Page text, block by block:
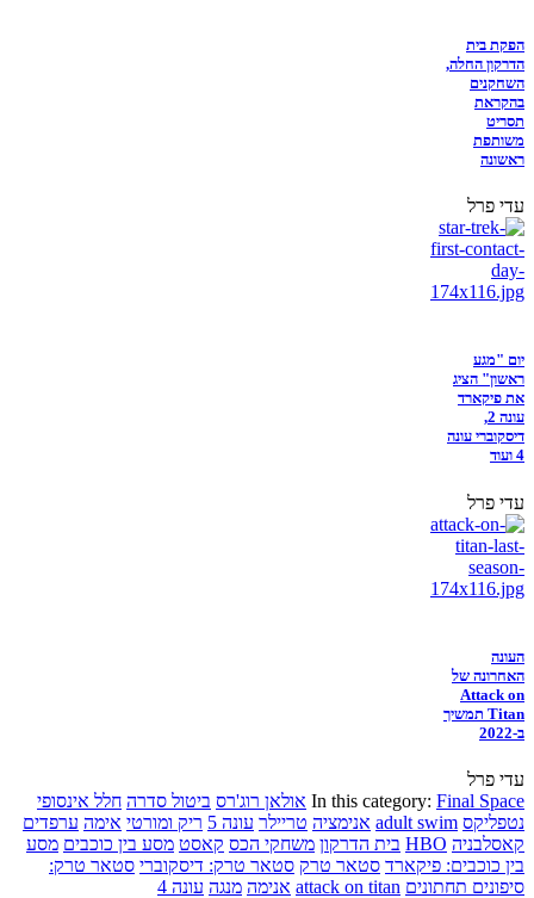
הפקת בית
הדרקון החלה,
השחקנים
בהקראת
תסריט
משותפת
ראשונה
עדי פרל
יום "מגע
ראשון" הציג
את פיקארד
עונה 2,
דיסקוברי עונה
4 ועוד
עדי פרל
העונה
האחרונה של
Attack on
Titan תמשיך
ב-2022
עדי פרל
In this category: Final Space אולאן רוג'רס ביטול סדרה חלל אינסופי
נטפליקס adult swim אנימציה טריילר עונה 5 ריק ומורטי אימה ערפדים
קאסלבניה HBO בית הדרקון משחקי הכס קאסט מסע בין כוכבים מסע
בין כוכבים: פיקארד סטאר טרק סטאר טרק: דיסקוברי סטאר טרק:
סיפונים תחתונים attack on titan אנימה מנגה עונה 4